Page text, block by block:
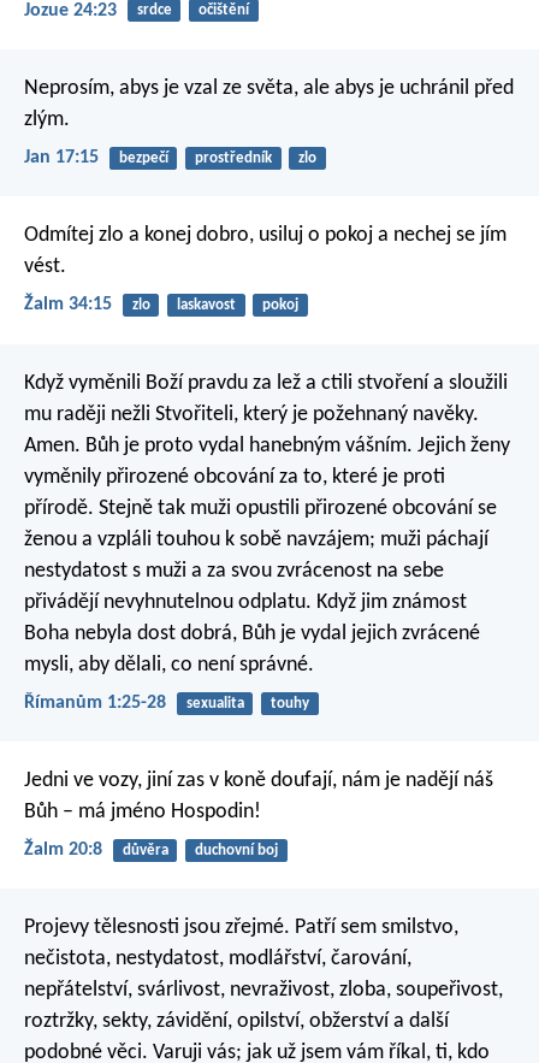
Jozue 24:23 srdce očištění
Neprosím, abys je vzal ze světa, ale abys je uchránil před
zlým.
Jan 17:15 bezpečí prostředník zlo
Odmítej zlo a konej dobro, usiluj o pokoj a nechej se jím
vést.
Žalm 34:15 zlo laskavost pokoj
Když vyměnili Boží pravdu za lež a ctili stvoření a sloužili
mu raději nežli Stvořiteli, který je požehnaný navěky.
Amen. Bůh je proto vydal hanebným vášním. Jejich ženy
vyměnily přirozené obcování za to, které je proti
přírodě. Stejně tak muži opustili přirozené obcování se
ženou a vzpláli touhou k sobě navzájem; muži páchají
nestydatost s muži a za svou zvrácenost na sebe
přivádějí nevyhnutelnou odplatu. Když jim známost
Boha nebyla dost dobrá, Bůh je vydal jejich zvrácené
mysli, aby dělali, co není správné.
Římanům 1:25-28 sexualita touhy
Jedni ve vozy, jiní zas v koně doufají, nám je nadějí náš
Bůh – má jméno Hospodin!
Žalm 20:8 důvěra duchovní boj
Projevy tělesnosti jsou zřejmé. Patří sem smilstvo,
nečistota, nestydatost, modlářství, čarování,
nepřátelství, svárlivost, nevraživost, zloba, soupeřivost,
roztržky, sekty, závidění, opilství, obžerství a další
podobné věci. Varuji vás; jak už jsem vám říkal, ti, kdo